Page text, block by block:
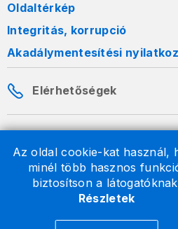
Az oldal cookie-kat használ,
minél több hasznos
biztosítson a
Részletek
Oldaltérkép
Integritás, korrupció
Akadálymentesítési
Elérhetőségek
A honlapon szereplő
formában szabadon terjeszthetők.
2026 © A Nemzeti Adó- és
jogvédelem alatt állnak.